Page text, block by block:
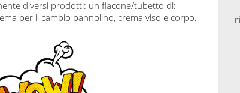
diversi prodotti: un flacone/tubetto di:
per il cambio pannolino, crema viso e corpo.